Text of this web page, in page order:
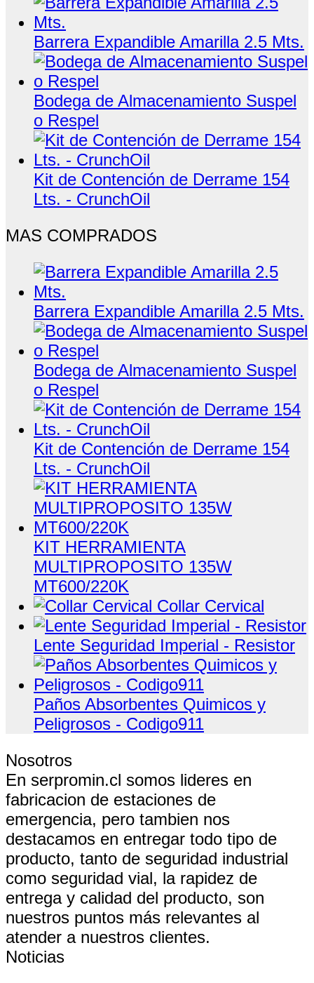
Barrera Expandible Amarilla 2.5 Mts.
Bodega de Almacenamiento Suspel
o Respel
Kit de Contención de Derrame 154
Lts. - CrunchOil
MAS COMPRADOS
Barrera Expandible Amarilla 2.5 Mts.
Bodega de Almacenamiento Suspel
o Respel
Kit de Contención de Derrame 154
Lts. - CrunchOil
KIT HERRAMIENTA
MULTIPROPOSITO 135W
MT600/220K
Collar Cervical
Lente Seguridad Imperial - Resistor
Paños Absorbentes Quimicos y
Peligrosos - Codigo911
Nosotros
En serpromin.cl somos lideres en
fabricacion de estaciones de
emergencia, pero tambien nos
destacamos en entregar todo tipo de
producto, tanto de seguridad industrial
como seguridad vial, la rapidez de
entrega y calidad del producto, son
nuestros puntos más relevantes al
atender a nuestros clientes.
Noticias